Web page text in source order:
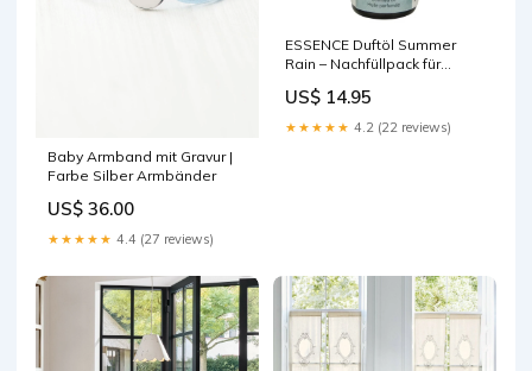
Baby Armband mit Gravur |
Farbe Silber Armbänder
US$ 36.00
★★★★★ 4.4 (27 reviews)
ESSENCE Duftöl Summer
Rain – Nachfüllpack für
Weihnachtsfußmatte
US$ 14.95
★★★★★ 4.2 (22 reviews)